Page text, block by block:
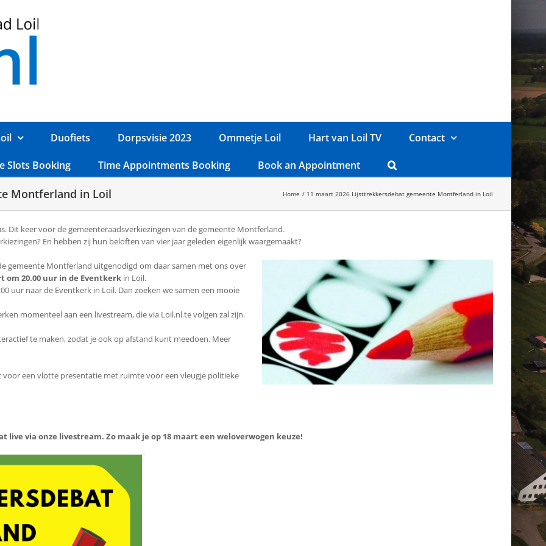
Duofiets Dorpsvisie 2023 Ommetje Loil Hart van Loil TV Contact
Slots Booking Time Appointments Booking Book an Appointment
Montferland in Loil Home 11 maart 2026 Lijsttrekkersdebat gemeente Montferland in Loil
Dit keer voor de gemeenteraadsverkiezingen van de gemeente Montferland.
En hebben zij hun beloften van vier jaar geleden eigenlijk waargemaakt?
gemeente Montferland uitgenodigd om daar samen met ons over
om 20.00 uur in de Eventkerk in Loil.
uur naar de Eventkerk in Loil. Dan zoeken we samen een mooie
momenteel aan een livestream, die via Loil.nl te volgen zal zijn.
te maken, zodat je ook op afstand kunt meedoen. Meer
een vlotte presentatie met ruimte voor een vleugje politieke
live via onze livestream. Zo maak je op 18 maart een weloverwogen keuze!